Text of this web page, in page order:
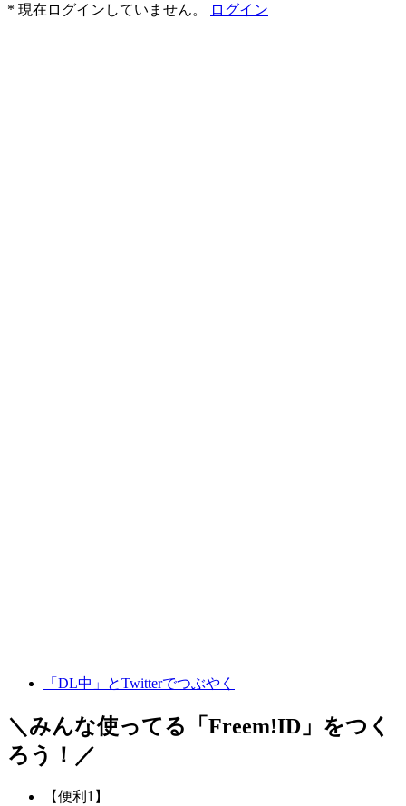
* 現在ログインしていません。
ログイン
「DL中」とTwitterでつぶやく
＼みんな使ってる「 Freem!ID 」をつく
ろう！／
【便利1】